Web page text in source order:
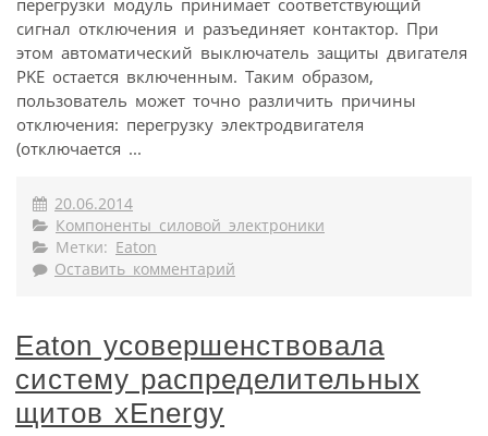
сигнал отключения и разъединяет контактор. При
этом автоматический выключатель защиты двигателя
PKE остается включенным. Таким образом,
пользователь может точно различить причины
отключения: перегрузку электродвигателя
(отключается ...
20.06.2014
Компоненты силовой электроники
Метки: Eaton
Оставить комментарий
Eaton усовершенствовала
систему распределительных
щитов xEnergy